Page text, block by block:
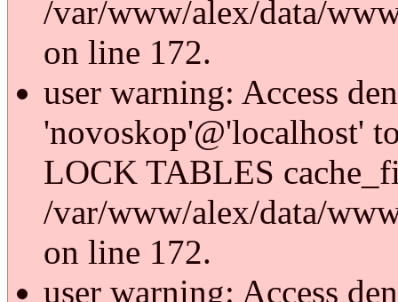
/var/www/alex/data/
on line 172.
user warning: Access
'novoskop'@'localhost'
LOCK TABLES
/var/www/alex/data/
on line 172.
user warning: Access